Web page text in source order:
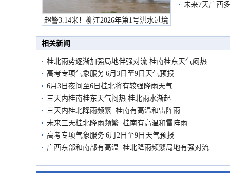
超警3.14米！柳江2026年第1号洪水过境
市民在堤岸见证汛况
未来7天广西
相关新闻
桂北雨势逐渐加强局地伴强对流 桂南桂东天气闷热
高考专项气象服务|6月3日至9日天气预报
6月3日夜间至6日桂北将有较强降雨天气
三天内桂南桂东天气闷热 桂北雨水渐起
三天内桂北降雨频繁 桂南有高温和雷阵雨
未来三天桂北降雨频繁 桂南有高温和雷阵雨
高考专项气象服务|6月2日至9日天气预报
广西东部和南部有高温 桂北降雨频繁局地有强对流